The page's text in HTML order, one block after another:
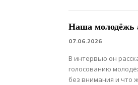
Наша молодёжь
07.06.2026
В интервью он
голосованию
без внимания и что